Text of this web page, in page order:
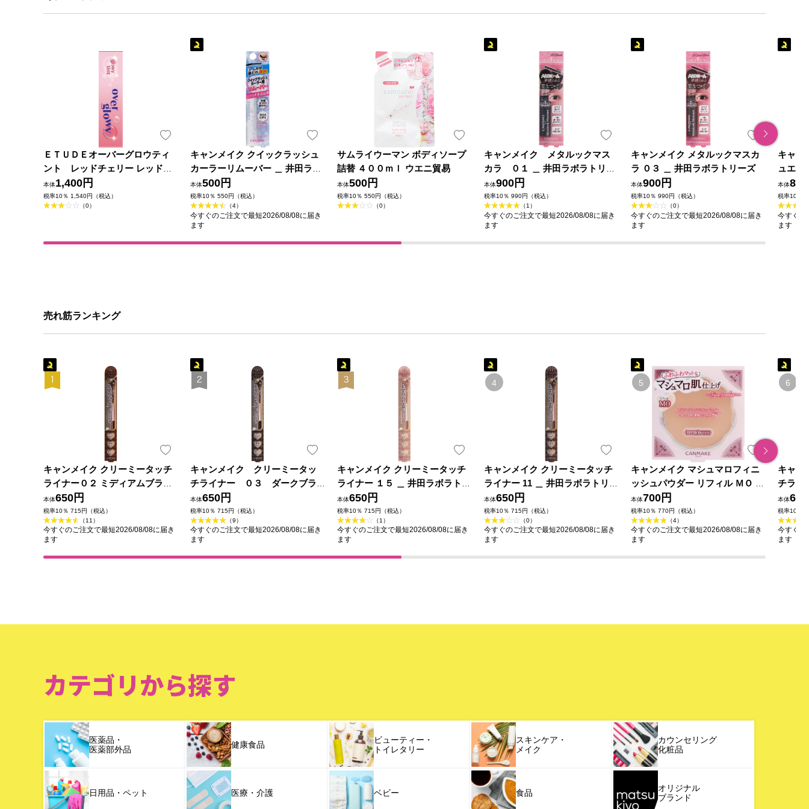
ＥＴＵＤＥオーバーグロウティ
ント レッドチェリー レッドチ
ェリー アモーレパシフィックジ
ャパン
本体1,400円
税率10％ 1,540円（税込）
（0）
キャンメイク クイックラッシュ
カーラーリムーバー ＿ 井田ラボ
ラトリーズ
本体500円
税率10％ 550円（税込）
（4）
今すぐのご注文で最短2026/08/08に届き
ます
サムライウーマン ボディソープ
詰替 ４００ｍｌ ウエニ貿易
本体500円
税率10％ 550円（税込）
（0）
キャンメイク メタルックマス
カラ ０１ ＿ 井田ラボラトリー
ズ
本体900円
税率10％ 990円（税込）
（1）
今すぐのご注文で最短2026/08/08に届き
ます
キャンメイク メタルックマスカ
ラ ０３ ＿ 井田ラボラトリーズ
本体900円
税率10％ 990円（税込）
（0）
今すぐのご注文で最短2026/08/08に届き
ます
キャン
ュエ
ゥイン
トリー
本体
税率10％
今すぐの
ます
売れ筋ランキング
キャンメイク クリーミータッチ
ライナー０２ ミディアムブラウ
ン ＿ 井田ラボラトリーズ
本体650円
税率10％ 715円（税込）
（11）
今すぐのご注文で最短2026/08/08に届き
ます
キャンメイク クリーミータッ
チライナー ０３ ダークブラ
ウン ＿ 井田ラボラトリーズ
本体650円
税率10％ 715円（税込）
（9）
今すぐのご注文で最短2026/08/08に届き
ます
キャンメイク クリーミータッチ
ライナー １５ ＿ 井田ラボラトリ
ーズ
本体650円
税率10％ 715円（税込）
（1）
今すぐのご注文で最短2026/08/08に届き
ます
キャンメイク クリーミータッチ
ライナー 11 ＿ 井田ラボラトリー
ズ
本体650円
税率10％ 715円（税込）
（0）
今すぐのご注文で最短2026/08/08に届き
ます
キャンメイク マシュマロフィニ
ッシュパウダー リフィル ＭＯ マ
ットオークル ＿ 井田ラボラトリ
ーズ
本体700円
税率10％ 770円（税込）
（4）
今すぐのご注文で最短2026/08/08に届き
ます
キャン
チライ
リーズ
本体
税率10％
今すぐの
ます
カテゴリから探す
医薬品・
医薬部外品
健康食品
ビューティー・
トイレタリー
スキンケア・
メイク
カウンセリング
化粧品
日用品・ペット 医療・介護 ベビー 食品
オリジナル
ブランド